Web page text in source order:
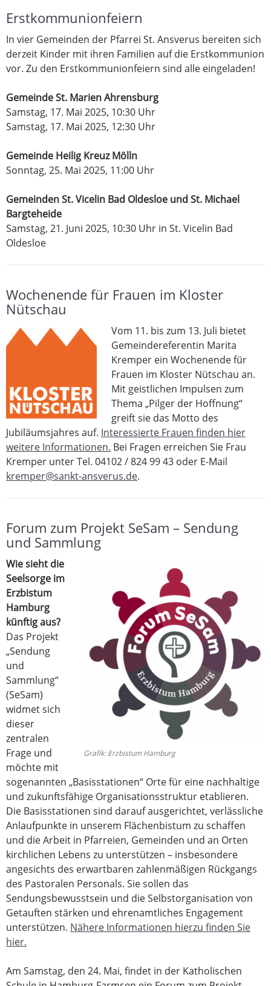
Erstkommunionfeiern
In vier Gemeinden der Pfarrei St. Ansverus bereiten sich
derzeit Kinder mit ihren Familien auf die Erstkommunion
vor. Zu den Erstkommunionfeiern sind alle eingeladen!
Gemeinde St. Marien Ahrensburg
Samstag, 17. Mai 2025, 10:30 Uhr
Samstag, 17. Mai 2025, 12:30 Uhr
Gemeinde Heilig Kreuz Mölln
Sonntag, 25. Mai 2025, 11:00 Uhr
Gemeinden St. Vicelin Bad Oldesloe und St. Michael
Bargteheide
Samstag, 21. Juni 2025, 10:30 Uhr in St. Vicelin Bad
Oldesloe
Wochenende für Frauen im Kloster
Nütschau
Vom 11. bis zum 13. Juli bietet
Gemeindereferentin Marita
Kremper ein Wochenende für
Frauen im Kloster Nütschau an.
Mit geistlichen Impulsen zum
Thema „Pilger der Hoffnung“
greift sie das Motto des
Jubiläumsjahres auf. Interessierte Frauen finden hier
weitere Informationen. Bei Fragen erreichen Sie Frau
Kremper unter Tel. 04102 / 824 99 43 oder E-Mail
kremper@sankt-ansverus.de.
Forum zum Projekt SeSam – Sendung
und Sammlung
Grafik: Erzbistum Hamburg
Wie sieht die
Seelsorge im
Erzbistum
Hamburg
künftig aus?
Das Projekt
„Sendung
und
Sammlung“
(SeSam)
widmet sich
dieser
zentralen
Frage und
möchte mit
sogenannten „Basisstationen“ Orte für eine nachhaltige
und zukunftsfähige Organisationsstruktur etablieren.
Die Basisstationen sind darauf ausgerichtet, verlässliche
Anlaufpunkte in unserem Flächenbistum zu schaffen
und die Arbeit in Pfarreien, Gemeinden und an Orten
kirchlichen Lebens zu unterstützen – insbesondere
angesichts des erwartbaren zahlenmäßigen Rückgangs
des Pastoralen Personals. Sie sollen das
Sendungsbewusstsein und die Selbstorganisation von
Getauften stärken und ehrenamtliches Engagement
unterstützen. Nähere Informationen hierzu finden Sie
hier.
Am Samstag, den 24. Mai, findet in der Katholischen